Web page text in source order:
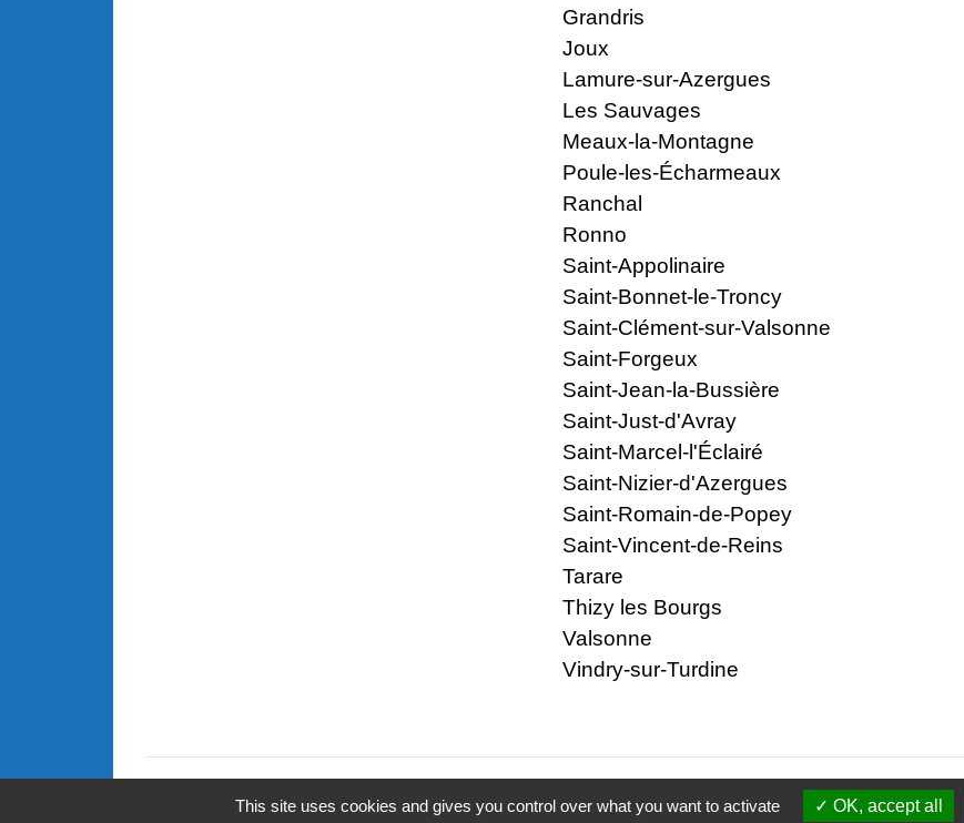
Grandris
Joux
Lamure-sur-Azergues
Les Sauvages
Meaux-la-Montagne
Poule-les-Écharmeaux
Ranchal
Ronno
Saint-Appolinaire
Saint-Bonnet-le-Troncy
Saint-Clément-sur-Valsonne
Saint-Forgeux
Saint-Jean-la-Bussière
Saint-Just-d'Avray
Saint-Marcel-l'Éclairé
Saint-Nizier-d'Azergues
Saint-Romain-de-Popey
Saint-Vincent-de-Reins
Tarare
Thizy les Bourgs
Valsonne
Vindry-sur-Turdine
This site uses cookies and gives you control over what you want to activate OK, accept all